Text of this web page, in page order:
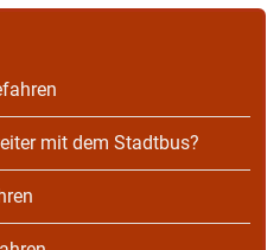
mit dem Stadtbus?